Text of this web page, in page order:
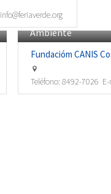
info@feriaverde.org
Ambiente
Fundacióm CANIS
Teléfono: 8492-7026